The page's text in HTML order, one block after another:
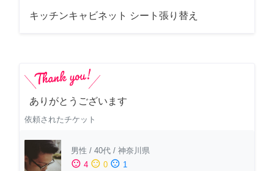
キッチンキャビネット シート張り替え
ありがとうございます
依頼されたチケット
男性 / 40代 / 神奈川県
sentiment_satisfied 4 sentiment_neutral 0 sentiment_dissatisfied 1